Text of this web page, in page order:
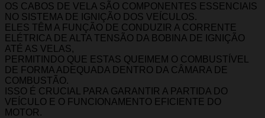
OS CABOS DE VELA SÃO COMPONENTES ESSENCIAIS
NO SISTEMA DE IGNIÇÃO DOS VEÍCULOS.
ELES TÊM A FUNÇÃO DE CONDUZIR A CORRENTE
ELÉTRICA DE ALTA TENSÃO DA BOBINA DE IGNIÇÃO
ATÉ AS VELAS,
PERMITINDO QUE ESTAS QUEIMEM O COMBUSTÍVEL
DE FORMA ADEQUADA DENTRO DA CÂMARA DE
COMBUSTÃO.
ISSO É CRUCIAL PARA GARANTIR A PARTIDA DO
VEÍCULO E O FUNCIONAMENTO EFICIENTE DO
MOTOR.